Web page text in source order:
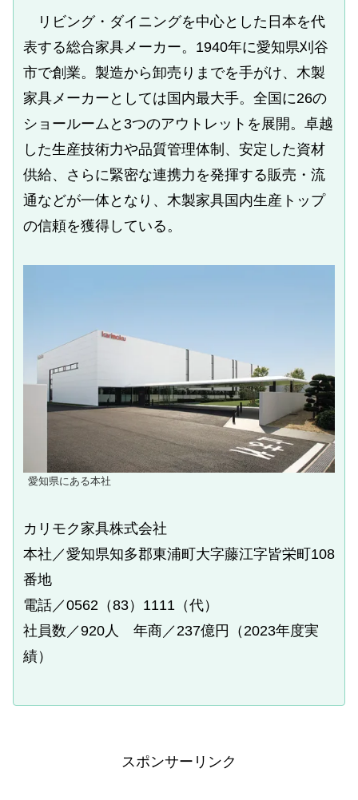
リビング・ダイニングを中心とした日本を代
表する総合家具メーカー。1940年に愛知県刈谷
市で創業。製造から卸売りまでを手がけ、木製
家具メーカーとしては国内最大手。全国に26の
ショールームと3つのアウトレットを展開。卓越
した生産技術力や品質管理体制、安定した資材
供給、さらに緊密な連携力を発揮する販売・流
通などが一体となり、木製家具国内生産トップ
の信頼を獲得している。
愛知県にある本社
カリモク家具株式会社
本社／愛知県知多郡東浦町大字藤江字皆栄町108
番地
電話／0562（83）1111（代）
社員数／920人 年商／237億円（2023年度実
績）
スポンサーリンク